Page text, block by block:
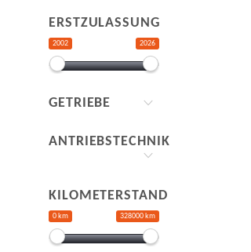
ERSTZULASSUNG
2002 2026
GETRIEBE
ANTRIEBSTECHNIK
KILOMETERSTAND
0 km 328000 km